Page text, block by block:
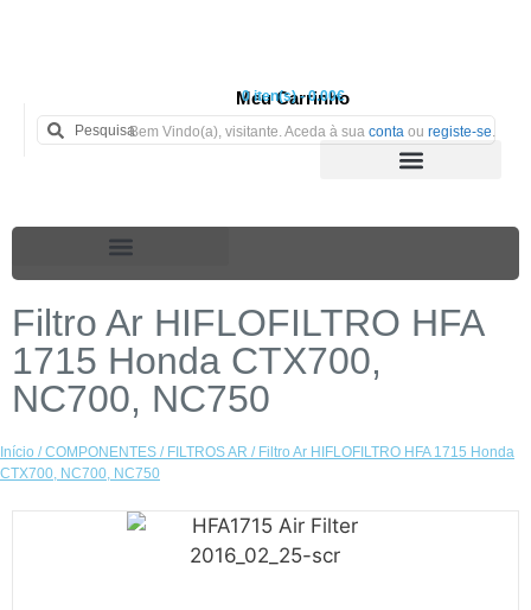
Meu Carrinho
0 iten(s) - 0.00€
Bem Vindo(a), visitante. Aceda à sua conta ou registe-se.
Filtro Ar HIFLOFILTRO HFA
1715 Honda CTX700,
NC700, NC750
Início /COMPONENTES / FILTROS AR / Filtro Ar HIFLOFILTRO HFA 1715 Honda
CTX700, NC700, NC750